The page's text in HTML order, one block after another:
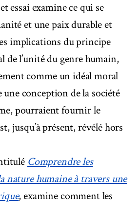
essai examine ce qui se
et une paix durable et
implications du principe
de l’unité du genre humain,
comme un idéal moral
une conception de la société
pourraient fournir le
jusqu’à présent, révélé hors
Comprendre les
nature humaine à travers une
, examine comment les